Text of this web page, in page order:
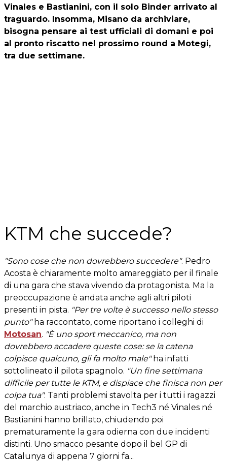
Vinales e Bastianini, con il solo Binder arrivato al
traguardo. Insomma, Misano da archiviare,
bisogna pensare ai test ufficiali di domani e poi
al pronto riscatto nel prossimo round a Motegi,
tra due settimane.
KTM che succede?
"Sono cose che non dovrebbero succedere". Pedro
Acosta è chiaramente molto amareggiato per il finale
di una gara che stava vivendo da protagonista. Ma la
preoccupazione è andata anche agli altri piloti
presenti in pista. "Per tre volte è successo nello stesso
punto"ha raccontato, come riportano i colleghi di
Motosan. "È uno sport meccanico, ma non
dovrebbero accadere queste cose: se la catena
colpisce qualcuno, gli fa molto male"ha infatti
sottolineato il pilota spagnolo. "Un fine settimana
difficile per tutte le KTM, e dispiace che finisca non per
colpa tua". Tanti problemi stavolta per i tutti i ragazzi
del marchio austriaco, anche in Tech3 né Vinales né
Bastianini hanno brillato, chiudendo poi
prematuramente la gara odierna con due incidenti
distinti. Uno smacco pesante dopo il bel GP di
Catalunya di appena 7 giorni fa...